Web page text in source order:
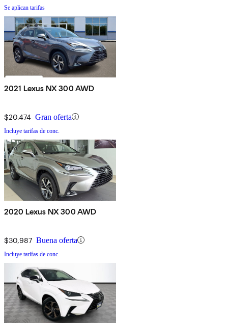
Se aplican tarifas
2021 Lexus NX 300 AWD
$20,474 Gran oferta
Incluye tarifas de conc.
2020 Lexus NX 300 AWD
$30,987 Buena oferta
Incluye tarifas de conc.